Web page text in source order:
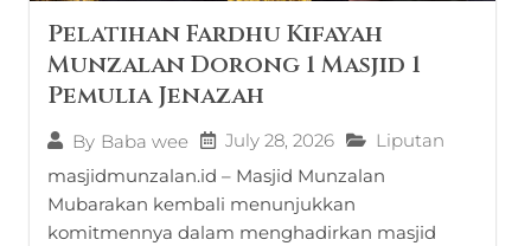
Pelatihan Fardhu Kifayah
Munzalan Dorong 1 Masjid 1
Pemulia Jenazah
By Baba wee July 28, 2026
Liputan
masjidmunzalan.id – Masjid Munzalan
Mubarakan kembali menunjukkan
komitmennya dalam menghadirkan masjid